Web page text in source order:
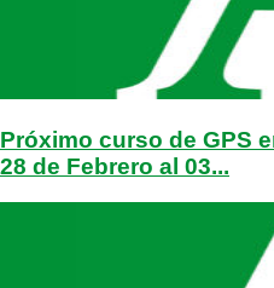
Próximo curso de GPS
28 de Febrero al 03...